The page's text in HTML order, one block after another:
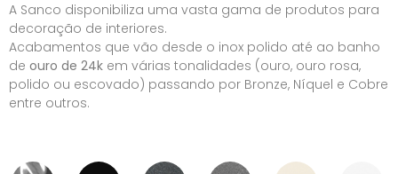
A Sanco disponibiliza uma vasta gama de produtos para
decoração de interiores.
Acabamentos que vão desde o inox polido até ao banho
de ouro de 24k em várias tonalidades (ouro, ouro rosa,
polido ou escovado) passando por Bronze, Níquel e Cobre
entre outros.